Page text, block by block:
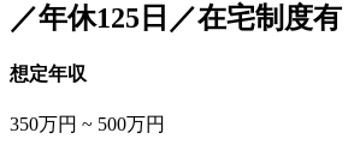
／年休125日／在宅制度有
想定年収
350万円 ~ 500万円